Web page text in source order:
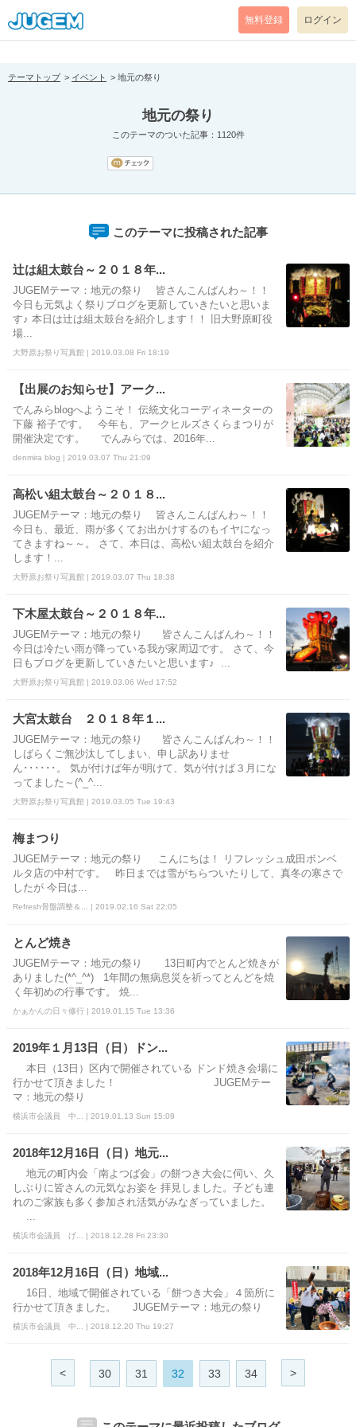
[pear_error: message="Success" code=0 mode=return level=notice
prefix="" info=""]
無料登録 ログイン
テーマトップ イベント 地元の祭り
地元の祭り
このテーマのついた記事：1120件
このテーマに投稿された記事
辻は組太鼓台～２０１８年...
JUGEMテーマ：地元の祭り 皆さんこんばんわ～！！
今日も元気よく祭りブログを更新していきたいと思いま
す♪ 本日は辻は組太鼓台を紹介します！！ 旧大野原町役
場...
大野原お祭り写真館 | 2019.03.08 Fri 18:19
【出展のお知らせ】アーク...
でんみらblogへようこそ！ 伝統文化コーディネーターの
下藤 裕子です。 今年も、アークヒルズさくらまつりが
開催決定です。 でんみらでは、2016年...
denmira blog | 2019.03.07 Thu 21:09
高松い組太鼓台～２０１８...
JUGEMテーマ：地元の祭り 皆さんこんばんわ～！！
今日も、最近、雨が多くてお出かけするのもイヤになっ
てきますね～～。 さて、本日は、高松い組太鼓台を紹介
します！...
大野原お祭り写真館 | 2019.03.07 Thu 18:38
下木屋太鼓台～２０１８年...
JUGEMテーマ：地元の祭り 皆さんこんばんわ～！！
今日は冷たい雨が降っている我が家周辺です。 さて、今
日もブログを更新していきたいと思います♪ ...
大野原お祭り写真館 | 2019.03.06 Wed 17:52
大宮太鼓台 ２０１８年１...
JUGEMテーマ：地元の祭り 皆さんこんばんわ～！！
しばらくご無沙汰してしまい、申し訳ありませ
ん･･････。 気が付けば年が明けて、気が付けば３月にな
ってました～(^_^...
大野原お祭り写真館 | 2019.03.05 Tue 19:43
梅まつり
JUGEMテーマ：地元の祭り こんにちは！ リフレッシュ成田ボンベ
ルタ店の中村です。 昨日までは雪がちらついたりして、真冬の寒さで
したが 今日は...
Refresh骨盤調整＆... | 2019.02.16 Sat 22:05
とんど焼き
JUGEMテーマ：地元の祭り 13日町内でとんど焼きが
ありました(*^_^*) 1年間の無病息災を祈ってとんどを焼
く年初めの行事です。 焼...
かぁかんの日々修行 | 2019.01.15 Tue 13:36
2019年１月13日（日）ドン...
本日（13日）区内で開催されている ドンド焼き会場に
行かせて頂きました！ JUGEMテー
マ：地元の祭り
横浜市会議員 中... | 2019.01.13 Sun 15:09
2018年12月16日（日）地元...
地元の町内会「南よつば会」の餅つき大会に伺い、久
しぶりに皆さんの元気なお姿を 拝見しました。子ども連
れのご家族も多く参加され活気がみなぎっていました。
横浜市会議員 げ... | 2018.12.28 Fri 23:30
2018年12月16日（日）地域...
16日、地域で開催されている「餅つき大会」４箇所に
行かせて頂きました。 JUGEMテーマ：地元の祭り
横浜市会議員 中... | 2018.12.20 Thu 19:27
< 30 31 32 33 34 >